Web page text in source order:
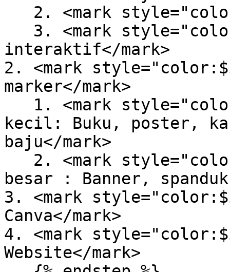
interaktif</mark>
2. <mark
marker</mark>
kecil: Buku, poster,
baju</mark>
besar : Banner,
3. <mark
Canva</mark>
4. <mark
Website</mark>